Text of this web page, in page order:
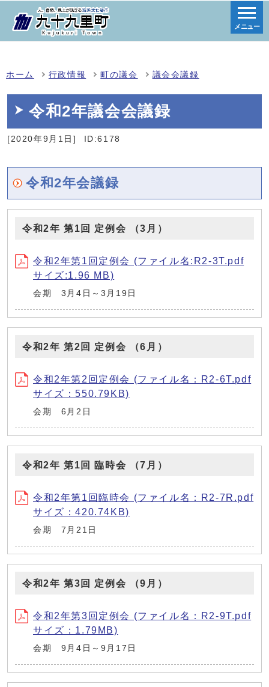
メニュー
ホーム 行政情報 町の議会 議会会議録
令和2年議会会議録
[2020年9月1日] ID:6178
令和2年会議録
令和2年 第1回 定例会 （3月）
令和2年第1回定例会 (ファイル名:R2-3T.pdf
サイズ:1.96 MB)
会期 3月4日～3月19日
令和2年 第2回 定例会 （6月）
令和2年第2回定例会 (ファイル名：R2-6T.pdf
サイズ：550.79KB)
会期 6月2日
令和2年 第1回 臨時会 （7月）
令和2年第1回臨時会 (ファイル名：R2-7R.pdf
サイズ：420.74KB)
会期 7月21日
令和2年 第3回 定例会 （9月）
令和2年第3回定例会 (ファイル名：R2-9T.pdf
サイズ：1.79MB)
会期 9月4日～9月17日